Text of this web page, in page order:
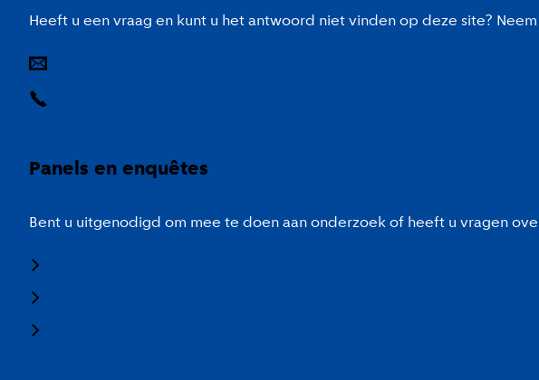
Heeft u een vraag en kunt u het antwoord niet vinden op deze site?
Panels en enquêtes
Bent u uitgenodigd om mee te doen aan onderzoek of heeft u vragen